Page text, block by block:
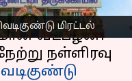
மிரட்டல்
வடபழனி
நள்ளிரவு